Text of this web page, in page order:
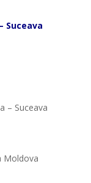
Suceava
– Suceava
Moldova